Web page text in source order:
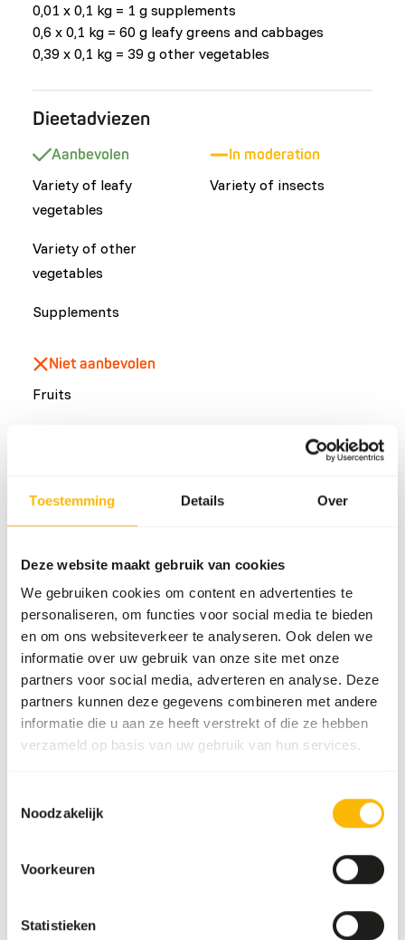
Toestemming Details Over
Deze website maakt gebruik van cookies
We gebruiken cookies om content en advertenties te
personaliseren, om functies voor social media te bieden
en om ons websiteverkeer te analyseren. Ook delen we
informatie over uw gebruik van onze site met onze
partners voor social media, adverteren en analyse. Deze
partners kunnen deze gegevens combineren met andere
informatie die u aan ze heeft verstrekt of die ze hebben
verzameld op basis van uw gebruik van hun services.
Noodzakelijk
Voorkeuren
Statistieken
0,01 x 0,1 kg = 1 g supplements
0,6 x 0,1 kg = 60 g leafy greens and cabbages
0,39 x 0,1 kg = 39 g other vegetables
Dieetadviezen
Aanbevolen
Variety of leafy
vegetables
Variety of other
vegetables
Supplements
In moderation
Variety of insects
Niet aanbevolen
Fruits
An unbalanced diet may result in one of these more
commonly occurring diseases/conditions:
Metabolic bone disease
Secondary hyperparathyroidism
Obesity
Fatty liver disease
Aanvullend advies
Divide the “Feed quantity per day” over at one
vegetables (
read more about differences
gastro-intestinal disturbances because of the
fruits compared to wild fruits (